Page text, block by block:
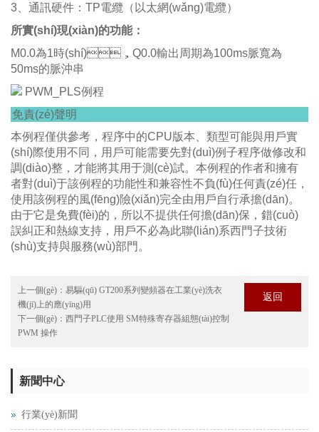
3、通訊硬件：TP電纜（以太網(wǎng)電纜）
所實(shí)現(xiàn)的功能：
M0.0為1時(shí)，Q0.0輸出周期為100ms脈寬為
50ms的脈沖串
PWM_PLS例程
免責(zé)聲明
本例程僅供參考，程序中的CPU版本、類型可能與用戶實
(shí)際使用不同，用戶可能需要先對(duì)例子程序做修改和
調(diào)整，才能將其用于測(cè)試。本例程的作者和擁有
者對(duì)于該例程的功能性和兼容性不負(fù)任何責(zé)任，
使用該例程的風(fēng)險(xiǎn)完全由用戶自行承擔(dān)。
由于它是免費(fèi)的，所以不提供任何擔(dān)保，錯(cuò)
誤糾正和熱線支持，用戶不必為此聯(lián)系西門子技術
(shù)支持與服務(wù)部門。
上一個(gè)： 易驅(qū) GT200系列變頻器在工業(yè)洗衣
機(jī)上的應(yīng)用
下一個(gè)： 西門子PLC使用 SM特殊寄存器組態(tài)控制
PWM 操作
返回
新聞中心
行業(yè)新聞